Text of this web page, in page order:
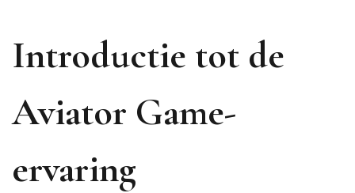
Introductie tot de
Aviator Game-
ervaring